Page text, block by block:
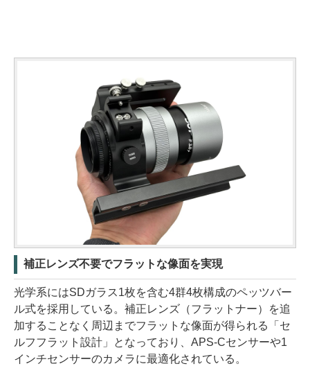
補正レンズ不要でフラットな像面を実現
光学系にはSDガラス1枚を含む4群4枚構成のペッツバー
ル式を採用している。補正レンズ（フラットナー）を追
加することなく周辺までフラットな像面が得られる「セ
ルフフラット設計」となっており、APS-Cセンサーや1
インチセンサーのカメラに最適化されている。